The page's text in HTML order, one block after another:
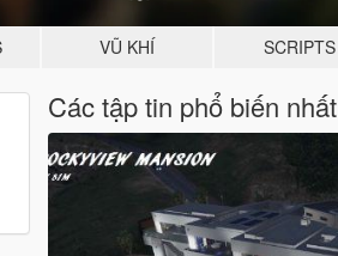
VŨ KHÍ SCRIPTS
Các tập tin phổ biến nhất